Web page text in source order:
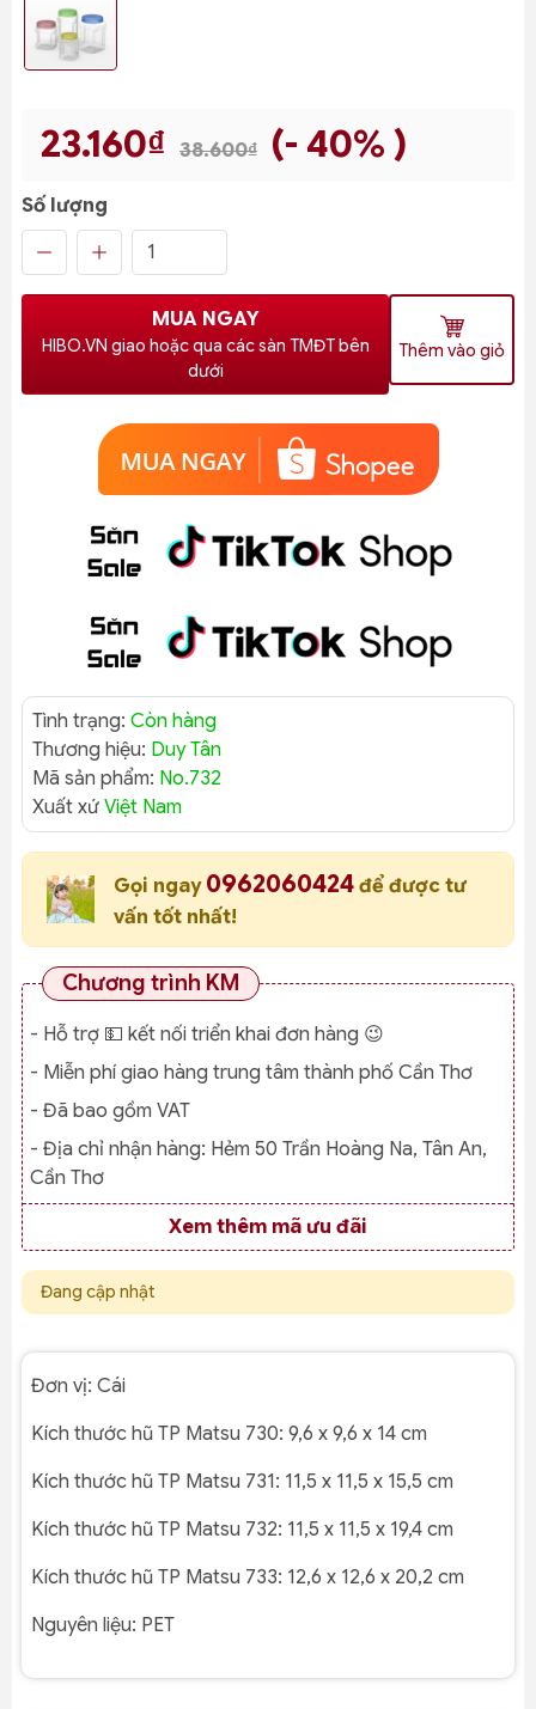
23.160₫ 38.600₫ (- 40% )
Số lượng
MUA NGAY
HIBO.VN giao hoặc qua các sàn TMĐT bên
dưới
Thêm vào giỏ
Tình trạng: Còn hàng
Thương hiệu: Duy Tân
Mã sản phẩm: No.732
Xuất xứ Việt Nam
Gọi ngay 0962060424 để được tư
vấn tốt nhất!
Chương trình KM
- Hỗ trợ 💵 kết nối triển khai đơn hàng 😉
- Miễn phí giao hàng trung tâm thành phố Cần Thơ
- Đã bao gồm VAT
- Địa chỉ nhận hàng: Hẻm 50 Trần Hoàng Na, Tân An,
Cần Thơ
Xem thêm mã ưu đãi
Đang cập nhật
Đơn vị: Cái
Kích thước hũ TP Matsu 730: 9,6 x 9,6 x 14 cm
Kích thước hũ TP Matsu 731: 11,5 x 11,5 x 15,5 cm
Kích thước hũ TP Matsu 732: 11,5 x 11,5 x 19,4 cm
Kích thước hũ TP Matsu 733: 12,6 x 12,6 x 20,2 cm
Nguyên liệu: PET